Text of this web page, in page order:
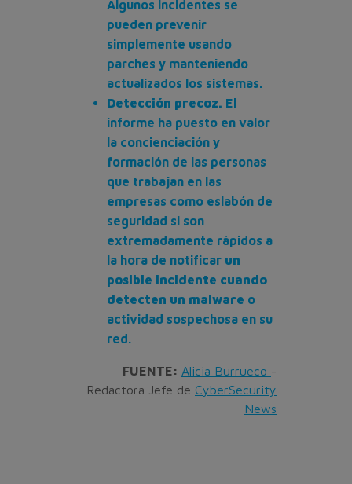
Algunos incidentes se
pueden prevenir
simplemente usando
parches y manteniendo
actualizados los sistemas.
Detección precoz. El
informe ha puesto en valor
la concienciación y
formación de las personas
que trabajan en las
empresas como eslabón de
seguridad si son
extremadamente rápidos a
la hora de notificar un
posible incidente cuando
detecten un malware o
actividad sospechosa en su
red.
FUENTE: Alicia Burrueco -
Redactora Jefe de CyberSecurity
News